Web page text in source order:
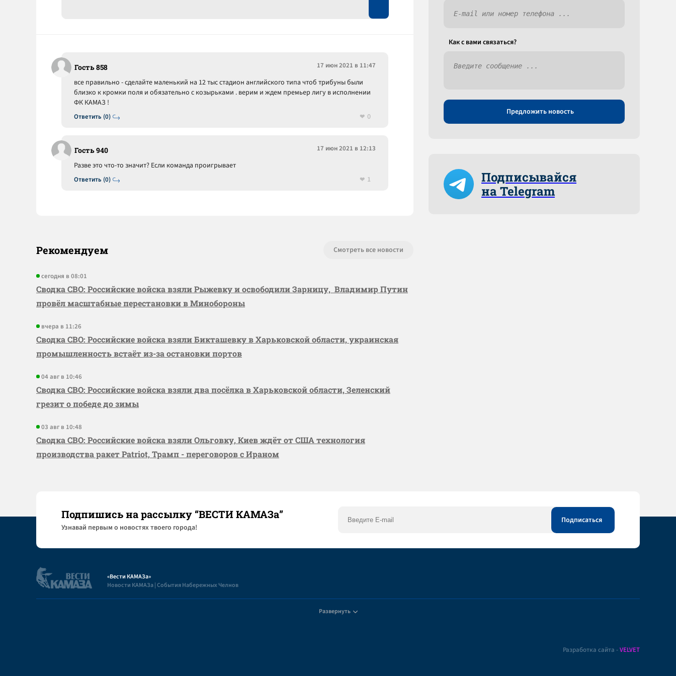
Гость 858 17 июн 2021 в 11:47
Ответить (0)
все правильно - сделайте маленький на 12 тыс стадион английского типа чтоб трибуны были
близко к кромки поля и обязательно с козырьками . верим и ждем премьер лигу в исполнении
ФК КАМАЗ !
0
Гость 940 17 июн 2021 в 12:13
Ответить (0)
Разве это что-то значит? Если команда проигрывает
1
Рекомендуем Смотреть все новости
сегодня в 08:01
Сводка СВО: Российские войска взяли Рыжевку и освободили Зарницу, Владимир Путин
провёл масштабные перестановки в Минобороны
вчера в 11:26
Сводка СВО: Российские войска взяли Бикташевку в Харьковской области, украинская
промышленность встаёт из-за остановки портов
04 авг в 10:46
Сводка СВО: Российские войска взяли два посёлка в Харьковской области, Зеленский
грезит о победе до зимы
03 авг в 10:48
Сводка СВО: Российские войска взяли Ольговку, Киев ждёт от США технология
производства ракет Patriot, Трамп - переговоров с Ираном
Как c вами связаться?
Предложить новость
Подписывайся
на Telegram
Подпишись на рассылку “ВЕСТИ КАМАЗа”
Узнaвай первым о новостях твоего города!
«Вести КАМАЗа»
Новости КАМАЗа | События Набережных Челнов
Развернуть
Разработка сайта -VELVET